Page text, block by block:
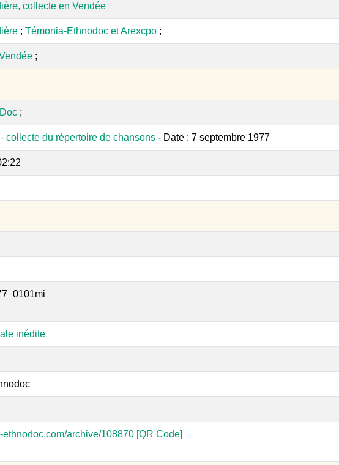
collecte en Vendée
; Témonia-Ethnodoc et Arexcpo ;
;
;
collecte du répertoire de chansons - Date : 7 septembre 1977
inédite
ethnodoc.com/archive/108870 [QR Code]